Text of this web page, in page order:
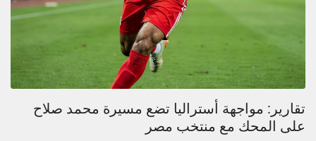
تقارير: مواجهة أستراليا تضع مسيرة محمد صلاح
على المحك مع منتخب مصر